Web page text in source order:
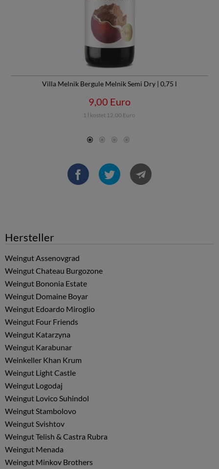
Villa Melnik Bergule Melnik Semi Dry | 0,75 l
9,00 Euro
1 l kostet 12,00 Euro
Hersteller
Weingut Assenovgrad
Weingut Chateau Burgozone
Weingut Bononia Estate
Weingut Domaine Boyar
Weingut Edoardo Miroglio
Weingut Four Friends
Weingut Katarzyna
Weingut Karabunar
Weinkeller Khan Krum
Weingut Light Castle
Weingut Logodaj
Weingut Lovico Suhindol
Weingut Stambolovo
Weingut Svishtov
Weingut Telish & Castra Rubra
Weingut Menada
Weingut Minkov Brothers